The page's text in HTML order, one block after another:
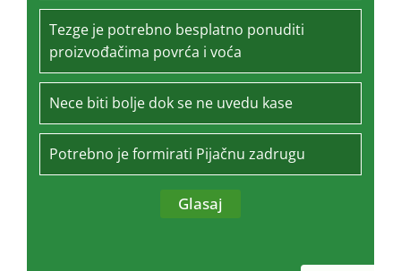
Tezge je potrebno besplatno ponuditi
proizvođačima povrća i voća
Nece biti bolje dok se ne uvedu kase
Potrebno je formirati Pijačnu zadrugu